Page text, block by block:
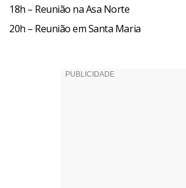
18h – Reunião na Asa Norte
20h – Reunião em Santa Maria